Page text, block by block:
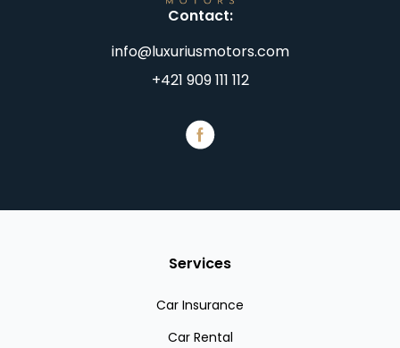
Contact:
info@luxuriusmotors.com
+421 909 111 112
Services
Car Insurance
Car Rental